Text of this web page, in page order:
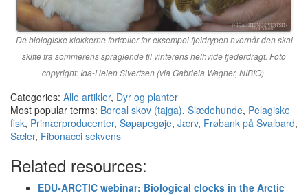
De biologiske klokkerne fortæller for eksempel fjeldrypen hvornår den skal
skifte fra sommerens spraglende til vinterens helhvide fjederdragt. Foto
copyright: Ida-Helen Sivertsen (via Gabriela Wagner, NIBIO).
Categories: Alle artikler, Dyr og planter
Most popular terms: Boreal skov (tajga), Slædehunde, Pelagiske
fisk, Primærproducenter, Søpapegøje, Jærv, Frøbank på Svalbard,
Sæler, Fibonacci sekvens
Related resources:
EDU-ARCTIC webinar: Biological clocks in the Arctic